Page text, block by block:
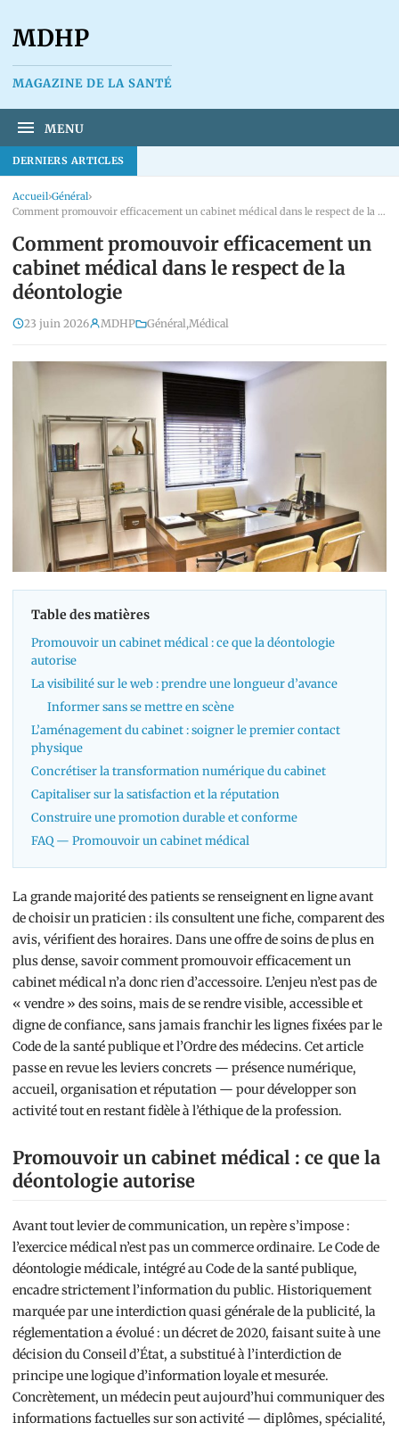
MDHP
MAGAZINE DE LA SANTÉ
MENU
DERNIERS ARTICLES
Accueil›Général›
Comment promouvoir efficacement un cabinet médical dans le respect de la déontologie
Comment promouvoir efficacement un
cabinet médical dans le respect de la
déontologie
23 juin 2026 MDHP Général,Médical
Table des matières
Promouvoir un cabinet médical : ce que la déontologie
autorise
La visibilité sur le web : prendre une longueur d’avance
Informer sans se mettre en scène
L’aménagement du cabinet : soigner le premier contact
physique
Concrétiser la transformation numérique du cabinet
Capitaliser sur la satisfaction et la réputation
Construire une promotion durable et conforme
FAQ — Promouvoir un cabinet médical
La grande majorité des patients se renseignent en ligne avant
de choisir un praticien : ils consultent une fiche, comparent des
avis, vérifient des horaires. Dans une offre de soins de plus en
plus dense, savoir comment promouvoir efficacement un
cabinet médical n’a donc rien d’accessoire. L’enjeu n’est pas de
« vendre » des soins, mais de se rendre visible, accessible et
digne de confiance, sans jamais franchir les lignes fixées par le
Code de la santé publique et l’Ordre des médecins. Cet article
passe en revue les leviers concrets — présence numérique,
accueil, organisation et réputation — pour développer son
activité tout en restant fidèle à l’éthique de la profession.
Promouvoir un cabinet médical : ce que la
déontologie autorise
Avant tout levier de communication, un repère s’impose :
l’exercice médical n’est pas un commerce ordinaire. Le Code de
déontologie médicale, intégré au Code de la santé publique,
encadre strictement l’information du public. Historiquement
marquée par une interdiction quasi générale de la publicité, la
réglementation a évolué : un décret de 2020, faisant suite à une
décision du Conseil d’État, a substitué à l’interdiction de
principe une logique d’information loyale et mesurée.
Concrètement, un médecin peut aujourd’hui communiquer des
informations factuelles sur son activité — diplômes, spécialité,